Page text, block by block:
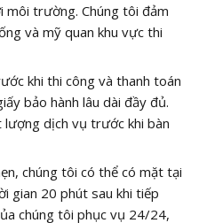
môi trường. Chúng tôi đảm
và mỹ quan khu vực thi
khi thi công và thanh toán
bảo hành lâu dài đầy đủ.
lượng dịch vụ trước khi bàn
chúng tôi có thể có mặt tại
gian 20 phút sau khi tiếp
chúng tôi phục vụ 24/24,